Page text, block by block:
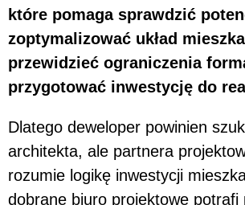
które pomaga sprawdzić
zoptymalizować układ
przewidzieć ograniczenia
przygotować inwestycję do
Dlatego deweloper powinien
architekta, ale partnera
rozumie logikę inwestycji
dobrane biuro projektowe potrafi